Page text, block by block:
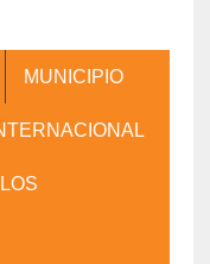
MUNICIPIO